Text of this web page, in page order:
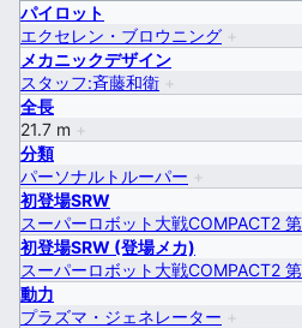
パイロット
エクセレン・ブロウニング +
メカニックデザイン
スタッフ:斉藤和衛 +
全長
21.7 m +
分類
パーソナルトルーパー +
初登場SRW
スーパーロボット大戦COMPACT2
初登場SRW (登場メカ)
スーパーロボット大戦COMPACT2
動力
プラズマ・ジェネレーター +